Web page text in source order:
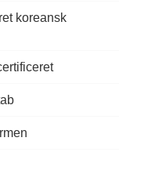
koreansk